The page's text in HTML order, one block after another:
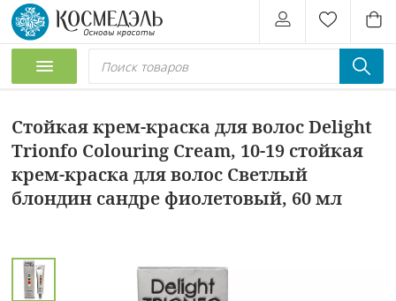
Стойкая крем-краска для волос Delight
Trionfo Colouring Cream, 10-19 стойкая
крем-краска для волос Светлый
блондин сандре фиолетовый, 60 мл